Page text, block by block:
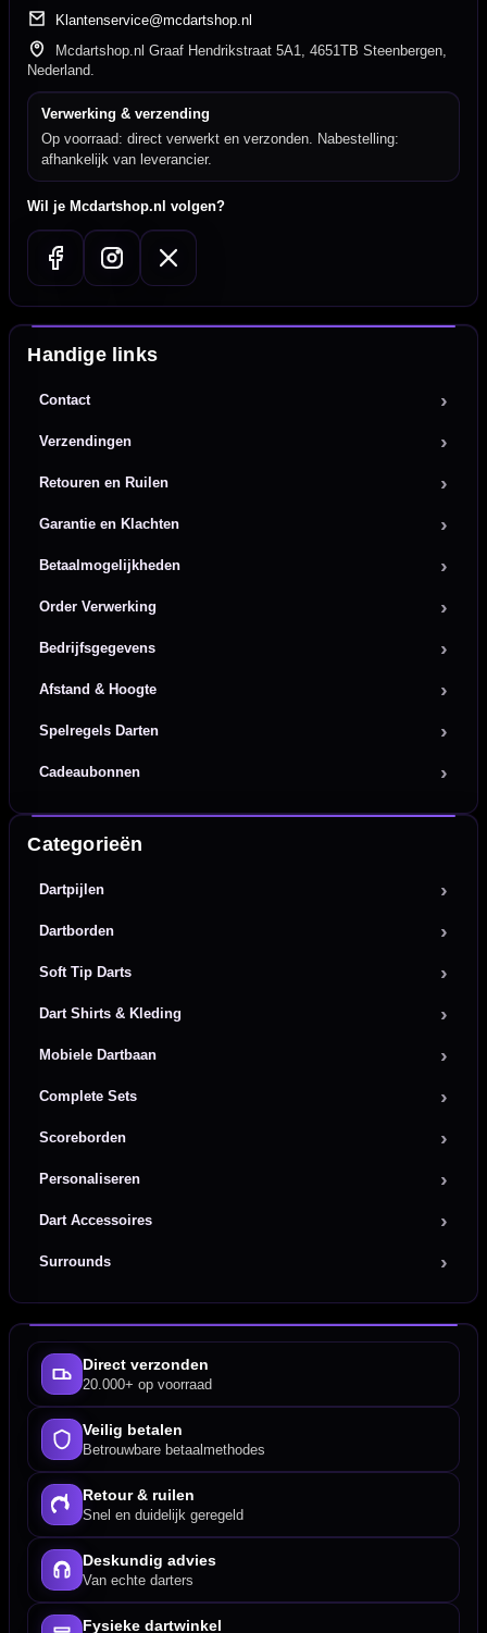
Klantenservice@mcdartshop.nl
Mcdartshop.nl Graaf Hendrikstraat 5A1, 4651TB Steenbergen,
Nederland.
Verwerking & verzending
Op voorraad: direct verwerkt en verzonden. Nabestelling:
afhankelijk van leverancier.
Wil je Mcdartshop.nl volgen?
Handige links
Contact
Verzendingen
Retouren en Ruilen
Garantie en Klachten
Betaalmogelijkheden
Order Verwerking
Bedrijfsgegevens
Afstand & Hoogte
Spelregels Darten
Cadeaubonnen
Categorieën
Dartpijlen
Dartborden
Soft Tip Darts
Dart Shirts & Kleding
Mobiele Dartbaan
Complete Sets
Scoreborden
Personaliseren
Dart Accessoires
Surrounds
Direct verzonden
20.000+ op voorraad
Veilig betalen
Betrouwbare betaalmethodes
Retour & ruilen
Snel en duidelijk geregeld
Deskundig advies
Van echte darters
Fysieke dartwinkel